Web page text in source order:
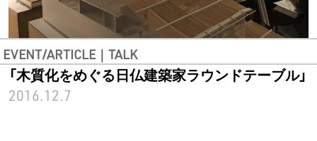
EVENT/ARTICLE｜TALK
「木質化をめぐる日仏建築家ラウンドテーブル」
2016.12.7